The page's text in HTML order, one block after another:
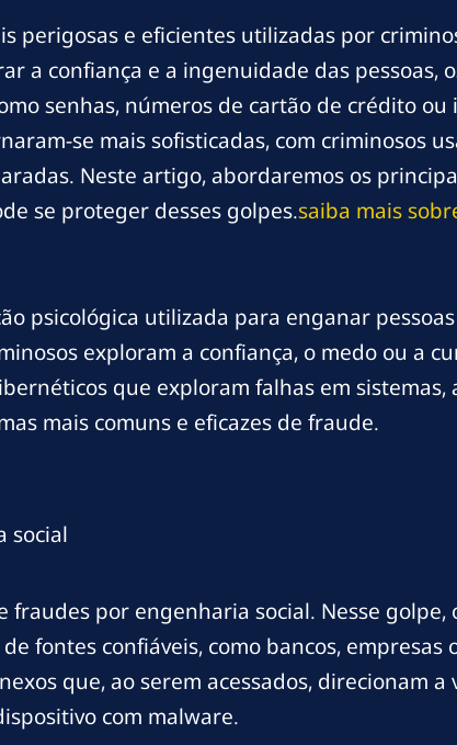
perigosas e eficientes utilizadas por
a confiança e a ingenuidade das pessoas,
senhas, números de cartão de crédito
se mais sofisticadas, com criminosos
Neste artigo, abordaremos os
se proteger desses golpes.saiba mais
psicológica utilizada para enganar
exploram a confiança, o medo ou a
que exploram falhas em
mais comuns e eficazes de fraude.
social
por engenharia social. Nesse golpe,
fontes confiáveis, como bancos, empresas
que, ao serem acessados, direcionam
com malware.